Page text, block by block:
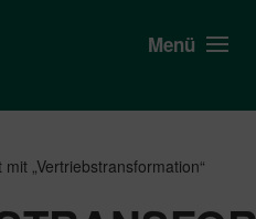
Menü
„Vertriebstransformation“